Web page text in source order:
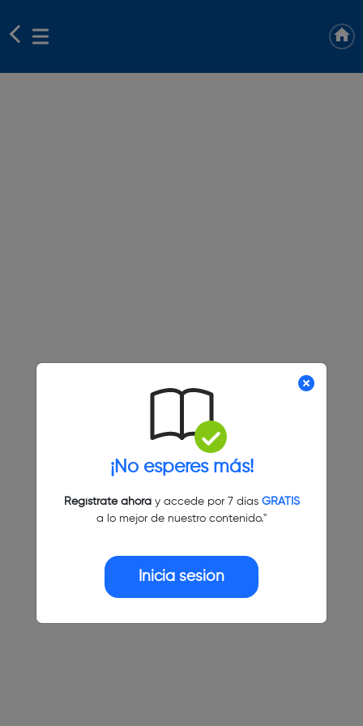
¡No esperes más!
Regístrate ahoray accede por 7 días GRATIS
a lo mejor de nuestro contenido."
Inicia sesión